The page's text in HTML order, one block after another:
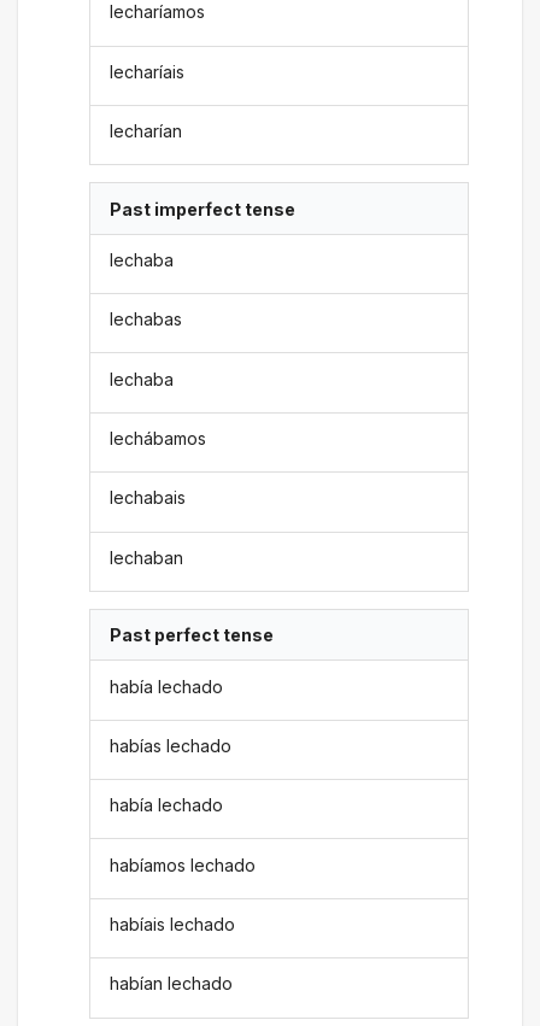
lecharíamos
lecharíais
lecharían
Past imperfect tense
lechaba
lechabas
lechaba
lechábamos
lechabais
lechaban
Past perfect tense
había lechado
habías lechado
había lechado
habíamos lechado
habíais lechado
habían lechado